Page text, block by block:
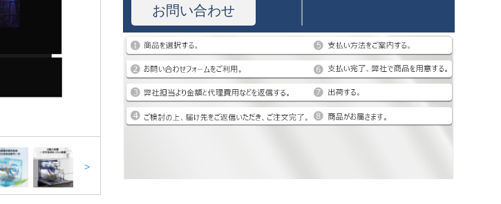
>
お問い合わせ